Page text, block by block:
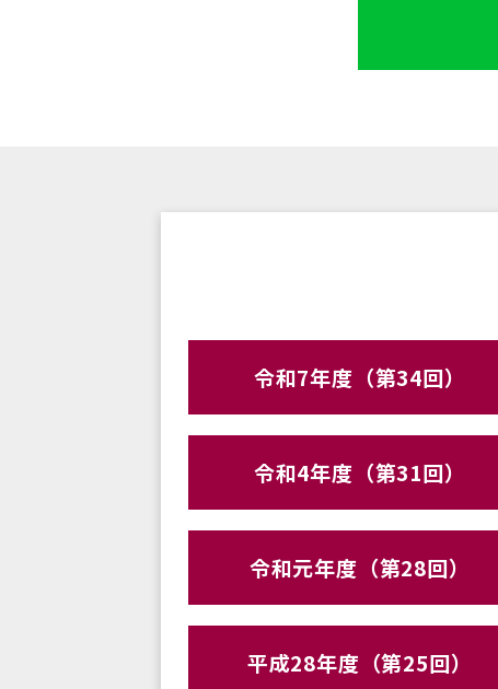
令和7年度（第34回）
令和4年度（第31回）
令和元年度（第28回）
平成28年度（第25回）